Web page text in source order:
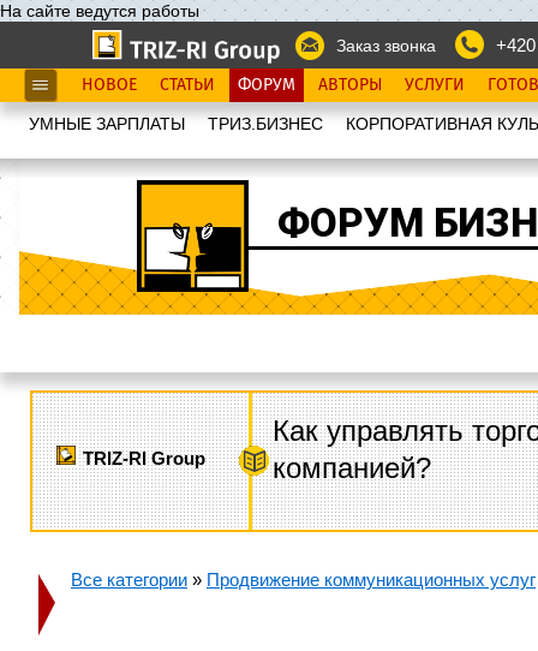
На сайте ведутся работы
Заказ звонка
НОВОЕ СТАТЬИ ФОРУМ АВТОРЫ УСЛУГИ
УМНЫЕ ЗАРПЛАТЫ ТРИЗ.БИЗНЕС КОРПОРАТИВНАЯ
ФОРУМ
TRIZ-RI Group
Как управлять
компанией?
Все категории » Продвижение коммуникационных услуг